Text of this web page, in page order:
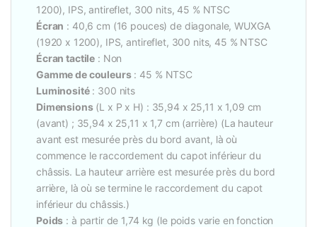
1200), IPS, antireflet, 300 nits, 45 % NTSC
Écran : 40,6 cm (16 pouces) de diagonale, WUXGA
(1920 x 1200), IPS, antireflet, 300 nits, 45 % NTSC
Écran tactile : Non
Gamme de couleurs: 45 % NTSC
Luminosité: 300 nits
Dimensions(L x P x H) : 35,94 x 25,11 x 1,09 cm
(avant) ; 35,94 x 25,11 x 1,7 cm (arrière) (La hauteur
avant est mesurée près du bord avant, là où
commence le raccordement du capot inférieur du
châssis. La hauteur arrière est mesurée près du bord
arrière, là où se termine le raccordement du capot
inférieur du châssis.)
Poids : à partir de 1,74 kg (le poids varie en fonction